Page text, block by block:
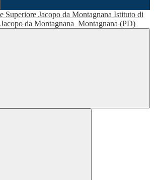
Istituto di
Jacopo da Montagnana Montagnana (PD)